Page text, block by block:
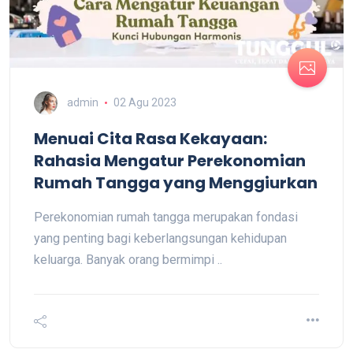
admin 02 Agu 2023
Menuai Cita Rasa Kekayaan:
Rahasia Mengatur Perekonomian
Rumah Tangga yang Menggiurkan
Perekonomian rumah tangga merupakan fondasi
yang penting bagi keberlangsungan kehidupan
keluarga. Banyak orang bermimpi ..